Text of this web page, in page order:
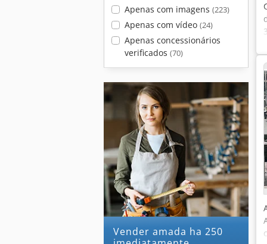
Apenas com imagens (223)
Apenas com vídeo (24)
Apenas concessionários
verificados (70)
Vender amada ha 250